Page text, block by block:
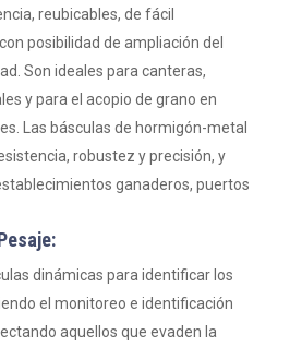
reubicables, de fácil
posibilidad de ampliación del
Son ideales para canteras,
y para el acopio de grano en
Las básculas de hormigón-metal
robustez y precisión, y
ganaderos, puertos
dinámicas para identificar los
el monitoreo e identificación
aquellos que evaden la